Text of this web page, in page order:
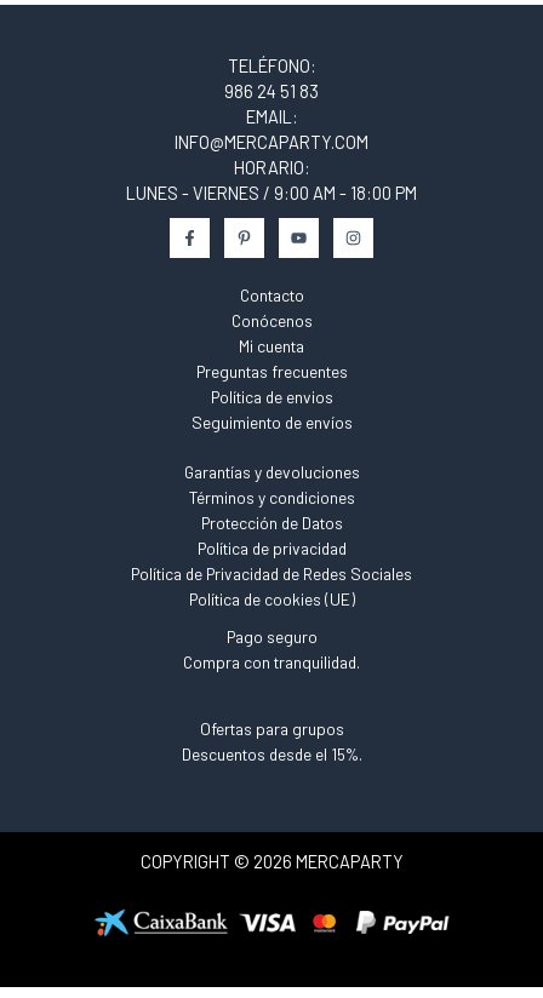
TELÉFONO:
986 24 51 83
EMAIL:
INFO@MERCAPARTY.COM
HORARIO:
LUNES - VIERNES / 9:00 AM - 18:00 PM
Contacto
Conócenos
Mi cuenta
Preguntas frecuentes
Política de envios
Seguimiento de envíos
Garantías y devoluciones
Términos y condiciones
Protección de Datos
Política de privacidad
Política de Privacidad de Redes Sociales
Política de cookies (UE)
Pago seguro
Compra con tranquilidad.
Ofertas para grupos
Descuentos desde el 15%.
COPYRIGHT © 2026 MERCAPARTY